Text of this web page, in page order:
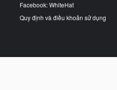
Facebook: WhiteHat
Quy định và điều khoản sử dụng